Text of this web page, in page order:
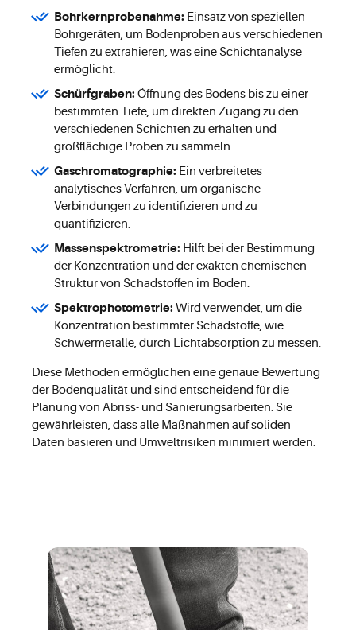
Bohrkernprobenahme: Einsatz von speziellen
Bohrgeräten, um Bodenproben aus verschiedenen
Tiefen zu extrahieren, was eine Schichtanalyse
ermöglicht.
Schürfgraben: Öffnung des Bodens bis zu einer
bestimmten Tiefe, um direkten Zugang zu den
verschiedenen Schichten zu erhalten und
großflächige Proben zu sammeln.
Gaschromatographie: Ein verbreitetes
analytisches Verfahren, um organische
Verbindungen zu identifizieren und zu
quantifizieren.
Massenspektrometrie: Hilft bei der Bestimmung
der Konzentration und der exakten chemischen
Struktur von Schadstoffen im Boden.
Spektrophotometrie: Wird verwendet, um die
Konzentration bestimmter Schadstoffe, wie
Schwermetalle, durch Lichtabsorption zu messen.
Diese Methoden ermöglichen eine genaue Bewertung
der Bodenqualität und sind entscheidend für die
Planung von Abriss- und Sanierungsarbeiten. Sie
gewährleisten, dass alle Maßnahmen auf soliden
Daten basieren und Umweltrisiken minimiert werden.